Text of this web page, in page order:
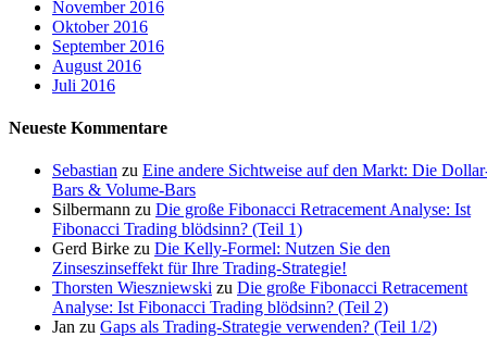
November 2016
Oktober 2016
September 2016
August 2016
Juli 2016
Neueste Kommentare
Sebastian zu Eine andere Sichtweise auf den Markt: Die
Bars & Volume-Bars
Silbermann zu Die große Fibonacci Retracement Analyse: Ist
Fibonacci Trading blödsinn? (Teil 1)
Gerd Birke zu Die Kelly-Formel: Nutzen Sie den
Zinseszinseffekt für Ihre Trading-Strategie!
Thorsten Wieszniewski zu Die große Fibonacci Retracement
Analyse: Ist Fibonacci Trading blödsinn? (Teil 2)
Jan zu Gaps als Trading-Strategie verwenden? (Teil 1/2)